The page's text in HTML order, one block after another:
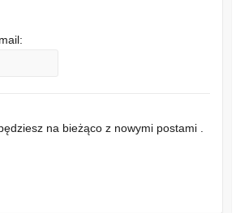
na bieżąco z nowymi postami .